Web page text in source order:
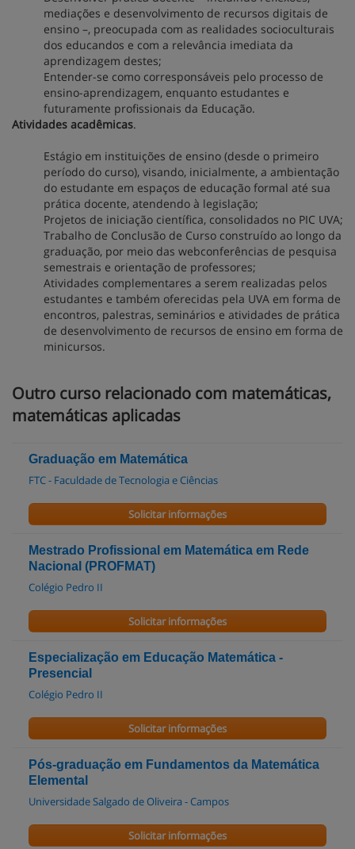
mediações e desenvolvimento de recursos digitais de
ensino –, preocupada com as realidades socioculturais
dos educandos e com a relevância imediata da
aprendizagem destes;
Entender-se como corresponsáveis pelo processo de
ensino-aprendizagem, enquanto estudantes e
futuramente profissionais da Educação.
Atividades acadêmicas.
Estágio em instituições de ensino (desde o primeiro
período do curso), visando, inicialmente, a ambientação
do estudante em espaços de educação formal até sua
prática docente, atendendo à legislação;
Projetos de iniciação científica, consolidados no PIC UVA;
Trabalho de Conclusão de Curso construído ao longo da
graduação, por meio das webconferências de pesquisa
semestrais e orientação de professores;
Atividades complementares a serem realizadas pelos
estudantes e também oferecidas pela UVA em forma de
encontros, palestras, seminários e atividades de prática
de desenvolvimento de recursos de ensino em forma de
minicursos.
Outro curso relacionado com matemáticas,
matemáticas aplicadas
Graduação em Matemática
FTC - Faculdade de Tecnologia e Ciências
Solicitar informações
Mestrado Profissional em Matemática em Rede
Nacional (PROFMAT)
Colégio Pedro II
Solicitar informações
Especialização em Educação Matemática -
Presencial
Colégio Pedro II
Solicitar informações
Pós-graduação em Fundamentos da Matemática
Elemental
Universidade Salgado de Oliveira - Campos
Solicitar informações